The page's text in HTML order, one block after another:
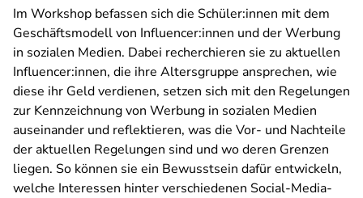
Im Workshop befassen sich die Schüler:innen mit dem
Geschäftsmodell von Influencer:innen und der Werbung
in sozialen Medien. Dabei recherchieren sie zu aktuellen
Influencer:innen, die ihre Altersgruppe ansprechen, wie
diese ihr Geld verdienen, setzen sich mit den Regelungen
zur Kennzeichnung von Werbung in sozialen Medien
auseinander und reflektieren, was die Vor- und Nachteile
der aktuellen Regelungen sind und wo deren Grenzen
liegen. So können sie ein Bewusstsein dafür entwickeln,
welche Interessen hinter verschiedenen Social-Media-